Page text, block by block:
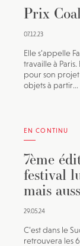
Prix
07.12.23
Elle s’appelle
travaille à
pour son projet
objets à partir...
EN CONTINU
7ème
festival
mais
29.05.24
C’est dans le
retrouvera les